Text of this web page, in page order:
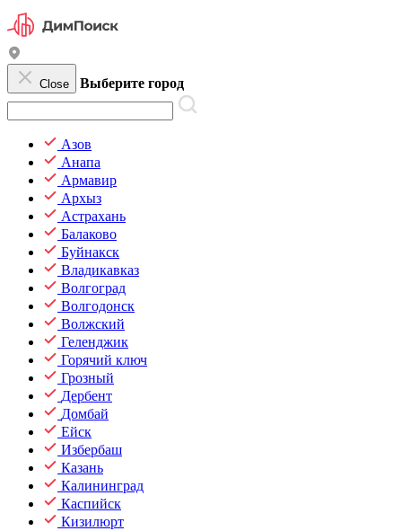
Close Выберите город
Азов
Анапа
Армавир
Архыз
Астрахань
Балаково
Буйнакск
Владикавказ
Волгоград
Волгодонск
Волжский
Геленджик
Горячий ключ
Грозный
Дербент
Домбай
Ейск
Избербаш
Казань
Калининград
Каспийск
Кизилюрт